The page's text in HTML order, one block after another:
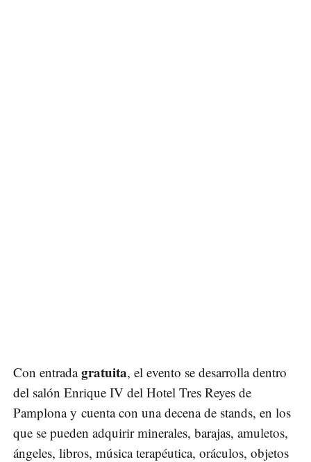
Con entradagratuita, el evento se desarrolla dentro
del salón Enrique IV del Hotel Tres Reyes de
Pamplona y cuenta con una decena de stands, en los
que se pueden adquirir minerales, barajas, amuletos,
ángeles, libros, música terapéutica, oráculos, objetos